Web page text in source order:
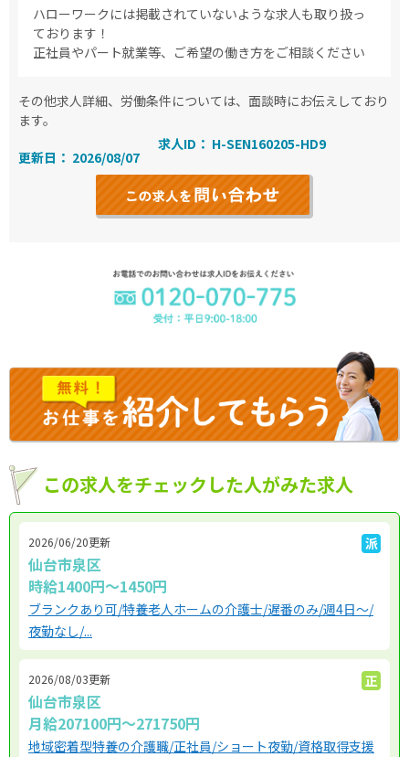
ハローワークには掲載されていないような求人も取り扱っ
ております！
正社員やパート就業等、ご希望の働き方をご相談ください
その他求人詳細、労働条件については、面談時にお伝えしており
ます。
更新日： 2026/08/07
求人ID： H-SEN160205-HD9
この求人をチェックした人がみた求人
2026/06/20更新 派
仙台市泉区
時給1400円～1450円
ブランクあり可/特養老人ホームの介護士/遅番のみ/週4日～/
夜勤なし/...
2026/08/03更新 正
仙台市泉区
月給207100円〜271750円
地域密着型特養の介護職/正社員/ショート夜勤/資格取得支援